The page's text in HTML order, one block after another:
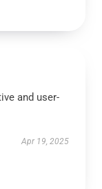
and user-
Apr 19, 2025